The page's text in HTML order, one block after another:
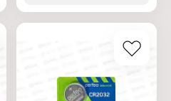
Количество в упаковке: 5